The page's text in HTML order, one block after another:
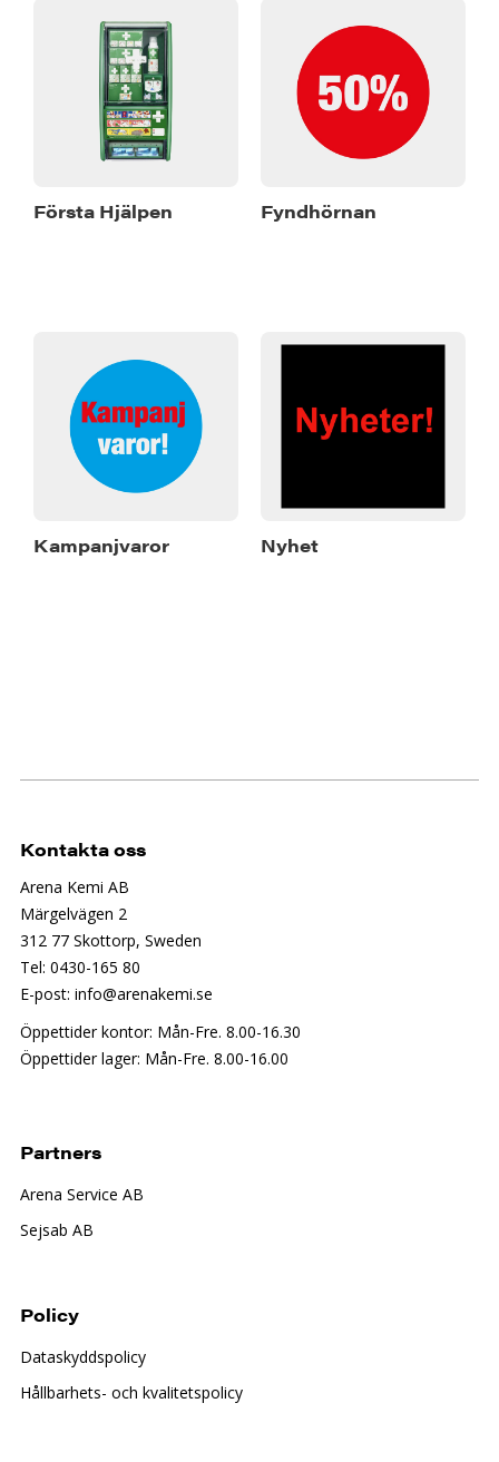
Första Hjälpen Fyndhörnan
Kampanjvaror Nyhet
Kontakta oss
Arena Kemi AB
Märgelvägen 2
312 77 Skottorp, Sweden
Tel: 0430-165 80
E-post: info@arenakemi.se
Öppettider kontor: Mån-Fre. 8.00-16.30
Öppettider lager: Mån-Fre. 8.00-16.00
Partners
Arena Service AB
Sejsab AB
Policy
Dataskyddspolicy
Hållbarhets- och kvalitetspolicy